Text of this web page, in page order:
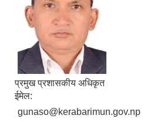
प्रमुख प्रशासकीय अधिकृत
ईमेल:
gunaso@kerabarimun.gov.np